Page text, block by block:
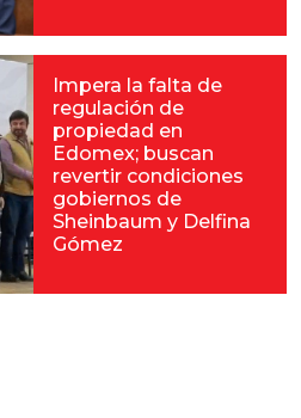
Impera la falta de
regulación de
propiedad en
Edomex; buscan
revertir condiciones
gobiernos de
Sheinbaum y Delfina
Gómez